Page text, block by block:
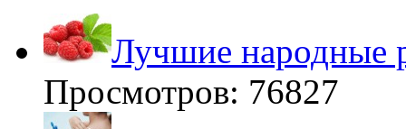
Лучшие народные
Просмотров: 76827